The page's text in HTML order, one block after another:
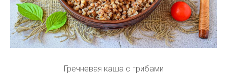
Гречневая каша с грибами